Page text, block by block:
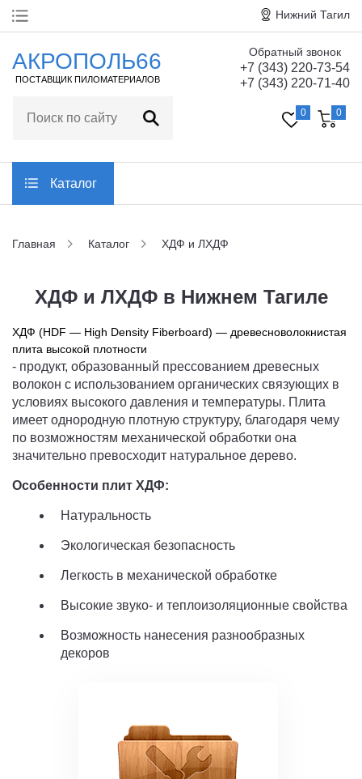
Главная
Статьи
Заказать обратный звонок
Нижний Тагил
АКРОПОЛЬ66
ПОСТАВЩИК ПИЛОМАТЕРИАЛОВ
Обратный звонок
+7 (343) 220-73-54
+7 (343) 220-71-40
0 0
Каталог
Главная Каталог ХДФ и ЛХДФ
ХДФ и ЛХДФ в Нижнем Тагиле
ХДФ (HDF — High Density Fiberboard) — древесноволокнистая
плита высокой плотности
- продукт, образованный прессованием древесных
волокон c использованием органических связующих в
условиях высокого давления и температуры. Плита
имеет однородную плотную структуру, благодаря чему
по возможностям механической обработки она
значительно превосходит натуральное дерево.
Особенности плит ХДФ:
Натуральность
Экологическая безопасность
Легкость в механической обработке
Высокие звуко- и теплоизоляционные свойства
Возможность нанесения разнообразных
декоров